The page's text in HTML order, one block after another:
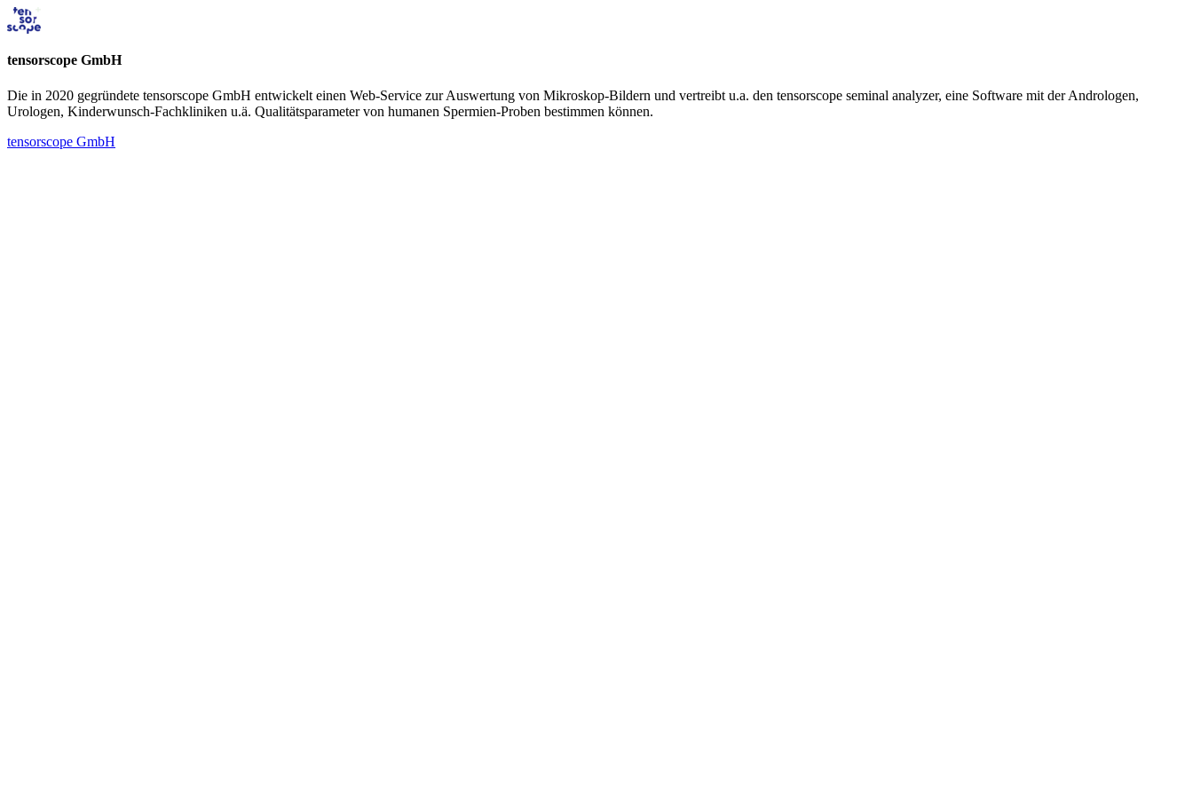
tensorscope GmbH
Die in 2020 gegründete tensorscope GmbH entwickelt einen Web-Service zur Auswertung von Mikroskop-Bildern und vertreibt u.a. den tensorscope seminal analyzer, eine Software mit der Andrologen,
Urologen, Kinderwunsch-Fachkliniken u.ä. Qualitäts­parameter von humanen Spermien-Proben bestimmen können.
tensorscope GmbH